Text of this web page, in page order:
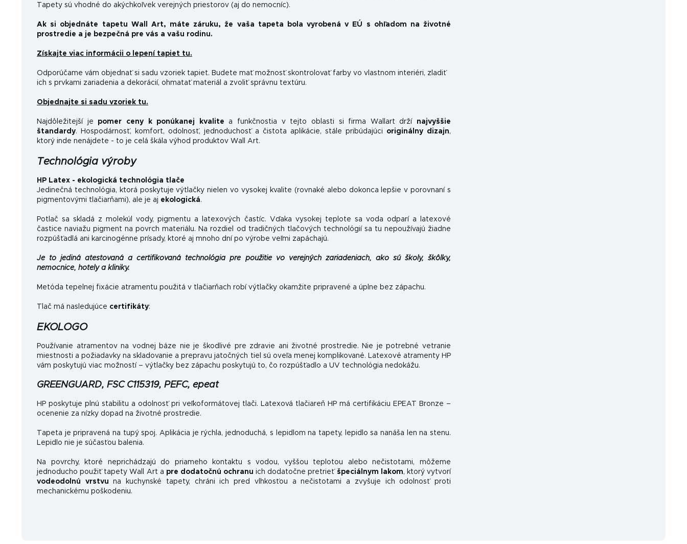
Tapety sú vhodné do akýchkoľvek verejných priestorov (aj do nemocníc).
Ak si objednáte tapetu Wall Art, máte záruku, že vaša tapeta bola vyrobená v EÚ s ohľadom na životné
prostredie a je bezpečná pre vás a vašu rodinu.
Získajte viac informácii o lepení tapiet tu.
Odporúčame vám objednať si sadu vzoriek tapiet. Budete mať možnosť skontrolovať farby vo vlastnom interiéri, zladiť
ich s prvkami zariadenia a dekorácií, ohmatať materiál a zvoliť správnu textúru.
Objednajte si sadu vzoriek tu.
Najdôležitejší je pomer ceny k ponúkanej kvalite a funkčnostia v tejto oblasti si firma Wallart drží najvyššie
štandardy. Hospodárnosť, komfort, odolnosť, jednoduchosť a čistota aplikácie, stále pribúdajúci originálny dizajn,
ktorý inde nenájdete - to je celá škála výhod produktov Wall Art.
Technológia výroby
HP Latex - ekologická technológia tlače
Jedinečná technológia, ktorá poskytuje výtlačky nielen vo vysokej kvalite (rovnaké alebo dokonca lepšie v porovnaní s
pigmentovými tlačiarňami), ale je aj ekologická.
Potlač sa skladá z molekúl vody, pigmentu a latexových častíc. Vďaka vysokej teplote sa voda odparí a latexové
častice naviažu pigment na povrch materiálu. Na rozdiel od tradičných tlačových technológií sa tu nepoužívajú žiadne
rozpúšťadlá ani karcinogénne prísady, ktoré aj mnoho dní po výrobe veľmi zapáchajú.
Je to jediná atestovaná a certifikovaná technológia pre použitie vo verejných zariadeniach, ako sú školy, škôlky,
nemocnice, hotely a kliniky.
Metóda tepelnej fixácie atramentu použitá v tlačiarňach robí výtlačky okamžite pripravené a úplne bez zápachu.
Tlač má nasledujúce certifikáty:
EKOLOGO
Používanie atramentov na vodnej báze nie je škodlivé pre zdravie ani životné prostredie. Nie je potrebné vetranie
miestnosti a požiadavky na skladovanie a prepravu jatočných tiel sú oveľa menej komplikované. Latexové atramenty HP
vám poskytujú viac možností – výtlačky bez zápachu poskytujú to, čo rozpúšťadlo a UV technológia nedokážu.
GREENGUARD, FSC C115319, PEFC, epeat
HP poskytuje plnú stabilitu a odolnosť pri veľkoformátovej tlači. Latexová tlačiareň HP má certifikáciu EPEAT Bronze –
ocenenie za nízky dopad na životné prostredie.
Tapeta je pripravená na tupý spoj. Aplikácia je rýchla, jednoduchá, s lepidlom na tapety, lepidlo sa nanáša len na stenu.
Lepidlo nie je súčasťou balenia.
Na povrchy, ktoré neprichádzajú do priameho kontaktu s vodou, vyššou teplotou alebo nečistotami, môžeme
jednoducho použiť tapety Wall Art a pre dodatočnú ochranu ich dodatočne pretrieť špeciálnym lakom, ktorý vytvorí
vodeodolnú vrstvu na kuchynské tapety, chráni ich pred vlhkosťou a nečistotami a zvyšuje ich odolnosť proti
mechanickému poškodeniu.